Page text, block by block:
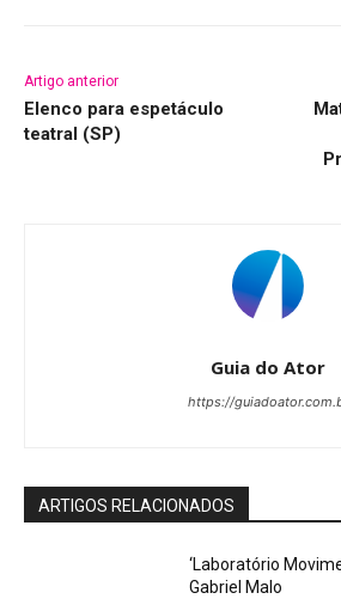
Artigo anterior
Elenco para espetáculo
teatral (SP)
Guia do Ator
https://
ARTIGOS RELACIONADOS
‘Laboratório
Gabriel Malo